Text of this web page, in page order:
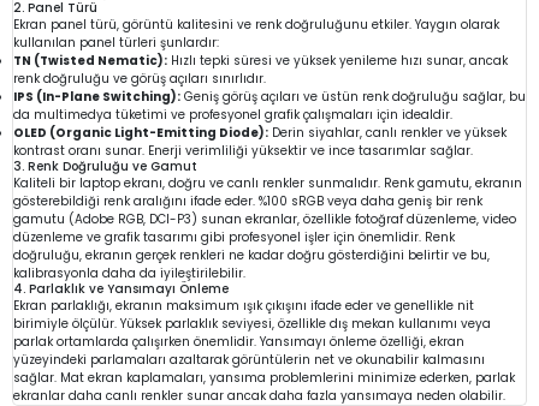
2. Panel Türü
Ekran panel türü, görüntü kalitesini ve renk doğruluğunu etkiler. Yaygın olarak
kullanılan panel türleri şunlardır:
TN (Twisted Nematic): Hızlı tepki süresi ve yüksek yenileme hızı sunar, ancak
renk doğruluğu ve görüş açıları sınırlıdır.
IPS (In-Plane Switching): Geniş görüş açıları ve üstün renk doğruluğu sağlar, bu
da multimedya tüketimi ve profesyonel grafik çalışmaları için idealdir.
OLED (Organic Light-Emitting Diode): Derin siyahlar, canlı renkler ve yüksek
kontrast oranı sunar. Enerji verimliliği yüksektir ve ince tasarımlar sağlar.
3. Renk Doğruluğu ve Gamut
Kaliteli bir laptop ekranı, doğru ve canlı renkler sunmalıdır. Renk gamutu, ekranın
gösterebildiği renk aralığını ifade eder. %100 sRGB veya daha geniş bir renk
gamutu (Adobe RGB, DCI-P3) sunan ekranlar, özellikle fotoğraf düzenleme, video
düzenleme ve grafik tasarımı gibi profesyonel işler için önemlidir. Renk
doğruluğu, ekranın gerçek renkleri ne kadar doğru gösterdiğini belirtir ve bu,
kalibrasyonla daha da iyileştirilebilir.
4. Parlaklık ve Yansımayı Önleme
Ekran parlaklığı, ekranın maksimum ışık çıkışını ifade eder ve genellikle nit
birimiyle ölçülür. Yüksek parlaklık seviyesi, özellikle dış mekan kullanımı veya
parlak ortamlarda çalışırken önemlidir. Yansımayı önleme özelliği, ekran
yüzeyindeki parlamaları azaltarak görüntülerin net ve okunabilir kalmasını
sağlar. Mat ekran kaplamaları, yansıma problemlerini minimize ederken, parlak
ekranlar daha canlı renkler sunar ancak daha fazla yansımaya neden olabilir.